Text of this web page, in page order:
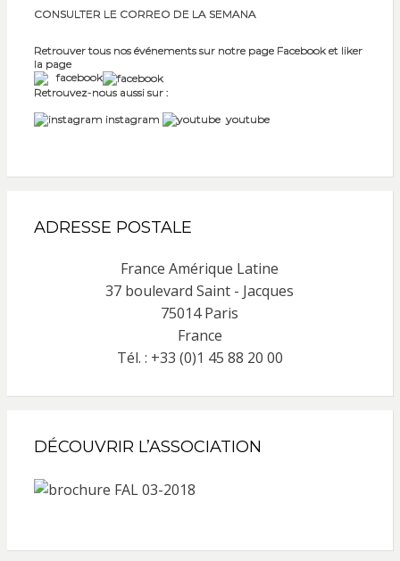
CONSULTER LE CORREO DE LA SEMANA
Retrouver tous nos événements sur notre page Facebook et liker
la page
facebook
Retrouvez-nous aussi sur :
instagram
youtube
ADRESSE POSTALE
France Amérique Latine
37 boulevard Saint - Jacques
75014 Paris
France
Tél. : +33 (0)1 45 88 20 00
DÉCOUVRIR L’ASSOCIATION